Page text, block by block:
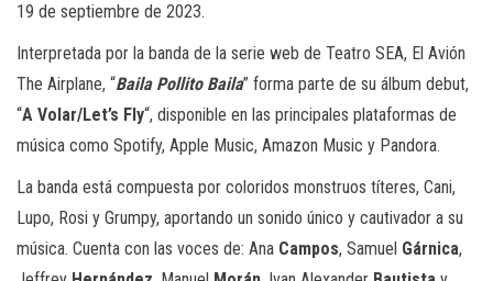
19 de septiembre de 2023.
Interpretada por la banda de la serie web de Teatro SEA, El Avión
The Airplane, “Baila Pollito Baila” forma parte de su álbum debut,
“A Volar/Let’s Fly“, disponible en las principales plataformas de
música como Spotify, Apple Music, Amazon Music y Pandora.
La banda está compuesta por coloridos monstruos títeres, Cani,
Lupo, Rosi y Grumpy, aportando un sonido único y cautivador a su
música. Cuenta con las voces de: Ana Campos, Samuel Gárnica,